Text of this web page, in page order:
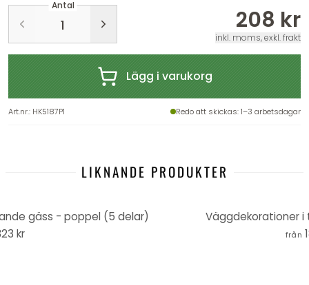
Antal
208 kr
inkl. moms, exkl. frakt
Lägg i varukorg
Art.nr.: HK5187P1 Redo att skickas: 1–3 arbetsdagar
LIKNANDE PRODUKTER
gäss - poppel (5 delar)
kr
Väggdekorationer
från